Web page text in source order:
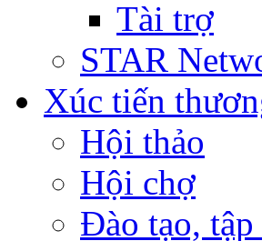
Tài trợ
STAR
Xúc tiến
Hội thảo
Hội chợ
Đào tạo, tập